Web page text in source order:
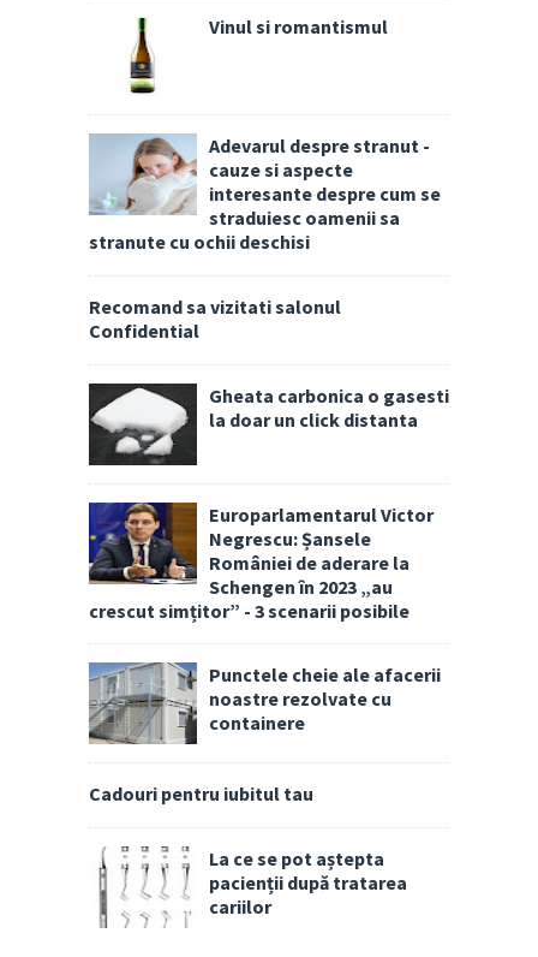
Vinul si romantismul
Adevarul despre stranut -
cauze si aspecte
interesante despre cum se
straduiesc oamenii sa
stranute cu ochii deschisi
Recomand sa vizitati salonul
Confidential
Gheata carbonica o gasesti
la doar un click distanta
Europarlamentarul Victor
Negrescu: Șansele
României de aderare la
Schengen în 2023 „au
crescut simțitor” - 3 scenarii posibile
Punctele cheie ale afacerii
noastre rezolvate cu
containere
Cadouri pentru iubitul tau
La ce se pot aștepta
pacienții după tratarea
cariilor